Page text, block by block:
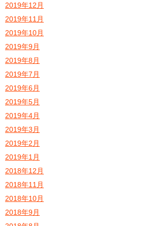
2019年12月
2019年11月
2019年10月
2019年9月
2019年8月
2019年7月
2019年6月
2019年5月
2019年4月
2019年3月
2019年2月
2019年1月
2018年12月
2018年11月
2018年10月
2018年9月